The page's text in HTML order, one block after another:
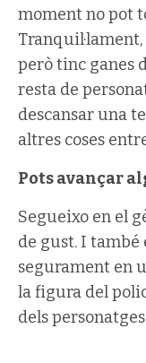
moment no pot
Tranquil·lament,
però tinc ganes
resta de
descansar una
altres coses
Pots avançar
Segueixo en el
de gust. I
segurament en
la figura del
dels